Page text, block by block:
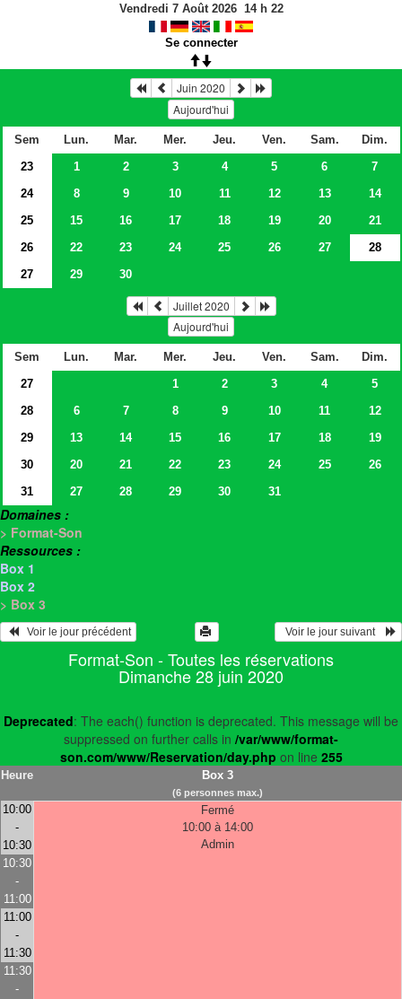
Vendredi 7 Août 2026 14h 22
Se connecter
Juin 2020
Aujourd'hui
Sem Lun. Mar. Mer. Jeu. Ven. Sam.
Dim.
23
1 2 3 4 5 6
7
24
8 9 10 11 12 13
14
25
15 16 17 18 19 20
21
26
22 23 24 25 26 27
28
27
29 30
Juillet 2020
Aujourd'hui
Sem Lun. Mar. Mer. Jeu. Ven. Sam.
Dim.
27
1 2 3 4
5
28
6 7 8 9 10 11
12
29
13 14 15 16 17 18
19
30
20 21 22 23 24 25
26
31
27 28 29 30 31
Domaines :
> Format-Son
Ressources :
Box 1
Box 2
> Box 3
   Voir le jour précédent
  Voir le jour suivant
Format-Son - Toutes les réservations
Dimanche 28 juin 2020
Deprecated: The each() function is deprecated. This message will be
suppressed on further calls in /var/www/format-
son.com/www/Reservation/day.php on line 255
Heure Box 3
(6 personnes max.)
10:00
-
10:30
Fermé
10:00 à 14:00
Admin
10:30
-
11:00
11:00
-
11:30
11:30
-